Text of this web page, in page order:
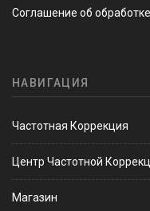
Соглашение об
НАВИГАЦИЯ
Частотная Коррекция
Центр Частотной
Магазин